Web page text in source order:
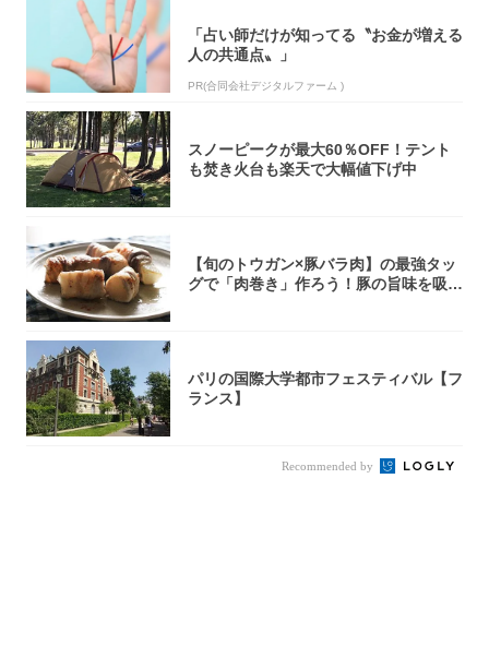
「占い師だけが知ってる〝お金が増える
人の共通点〟」
PR(合同会社デジタルファーム )
スノーピークが最大60％OFF！テント
も焚き火台も楽天で大幅値下げ中
【旬のトウガン×豚バラ肉】の最強タッ
グで「肉巻き」作ろう！豚の旨味を吸い
パリの国際大学都市フェスティバル【フ
ランス】
Recommended by